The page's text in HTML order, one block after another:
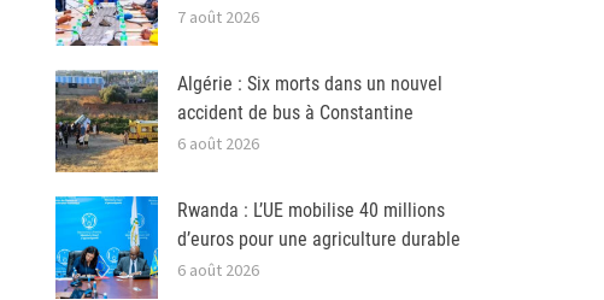
7 août 2026
Algérie : Six morts dans un nouvel
accident de bus à Constantine
6 août 2026
Rwanda : L’UE mobilise 40 millions
d’euros pour une agriculture durable
6 août 2026